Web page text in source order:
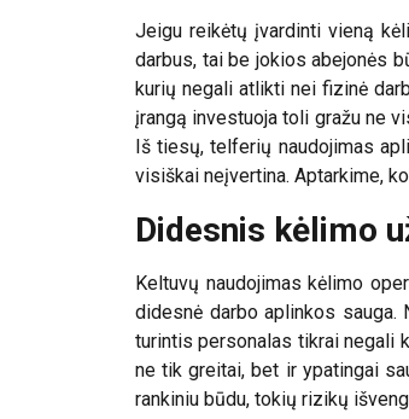
Jeigu reikėtų įvardinti vieną
darbus, tai be jokios abejonės
kurių negali atlikti nei fizinė
įrangą investuoja toli gražu ne
Iš tiesų, telferių naudojimas
visiškai neįvertina. Aptarkime,
Didesnis kėlimo
Keltuvų naudojimas kėlimo
didesnė darbo aplinkos
turintis personalas tikrai negali
ne tik greitai, bet ir ypatingai
rankiniu būdu, tokių rizikų